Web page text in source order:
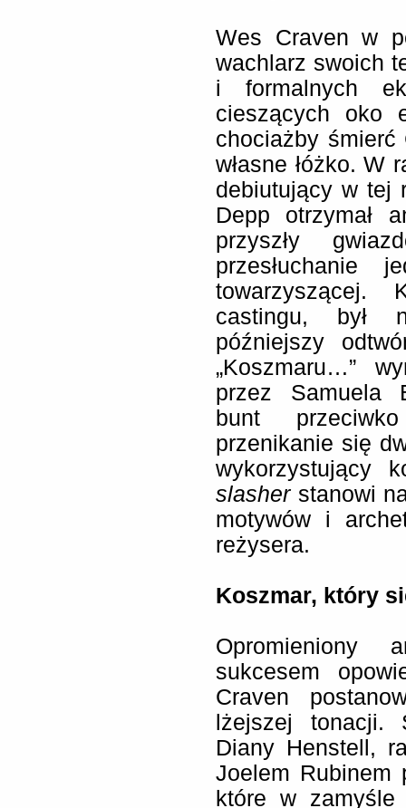
Wes Craven w
wachlarz swoich
i formalnych
cieszących oko
chociażby śmierć
własne łóżko. W
debiutujący w tej
Depp otrzymał
przyszły
przesłuchanie
towarzyszącej.
castingu, był
późniejszy
„Koszmaru…”
przez Samuela
bunt
przenikanie się
wykorzystujący
slasherstanowi
motywów i
reżysera.
Koszmar, który
Opromieniony
sukcesem
Craven
lżejszej tonacji.
Diany Henstell,
Joelem Rubinem
które w zamyśle